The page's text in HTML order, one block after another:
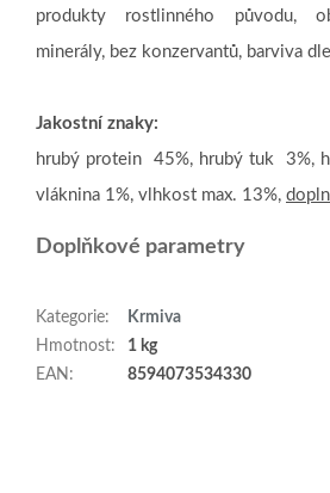
produkty rostlinného původu,
minerály, bez konzervantů, barviva
Jakostní znaky:
hrubý protein 45%, hrubý tuk 3%,
vláknina 1%, vlhkost max. 13%,
Doplňkové parametry
Kategorie:
Krmiva
Hmotnost:
1 kg
EAN : 8594073534330